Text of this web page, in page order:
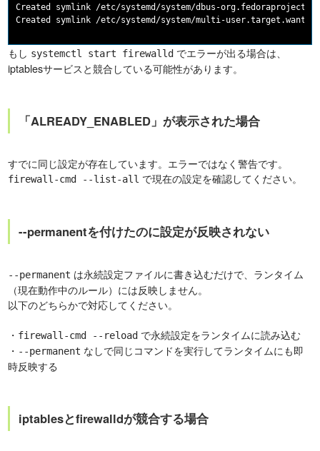
Created symlink /etc/systemd/system/dbus-
もし systemctl start firewalld でエラーが出る場合は、
iptablesサービスと競合している可能性があります。
「ALREADY_ENABLED」が表示された場合
すでに同じ設定が存在しています。エラーではなく警告です。
firewall-cmd --list-all で現在の設定を確認してください。
--permanentを付けたのに設定が反映されない
--permanent は永続設定ファイルに書き込むだけで、ランタイム
（現在動作中のルール）には反映しません。
以下のどちらかで対応してください。
・ firewall-cmd --reload で永続設定をランタイムに読み込む
・ --permanent なしで同じコマンドを実行してランタイムにも即
時反映する
iptablesとfirewalldが競合する場合